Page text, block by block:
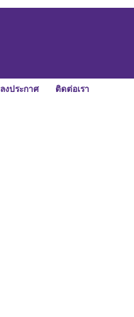
ลงประกาศ ติดต่อเรา